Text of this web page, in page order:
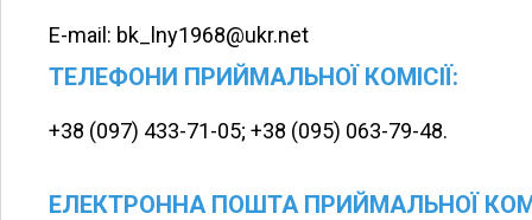
E-mail: bk_lny1968@ukr.net
ТЕЛЕФОНИ ПРИЙМАЛЬНОЇ КОМІСІЇ:
+38 (097) 433-71-05; +38 (095) 063-79-48.
ЕЛЕКТРОННА ПОШТА ПРИЙМАЛЬНОЇ